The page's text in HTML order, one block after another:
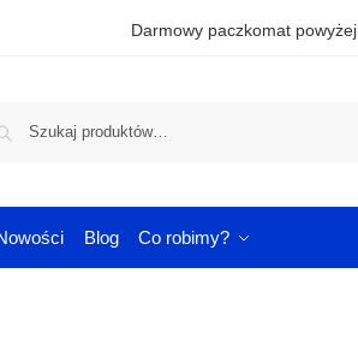
Darmowy paczkomat powyżej
Blog Co robimy?